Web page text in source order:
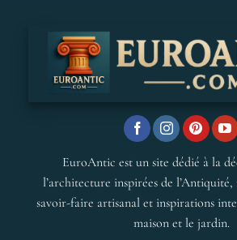
EuroAntic est un site dédié à la
l’architecture inspirées de
savoir-faire artisanal et inspirations
maison et le jardin.